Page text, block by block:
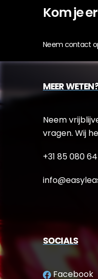
Kom je
Neem contact
MEER
Neem
vragen. Wij
+31 85 080
SOCIALS
Facebook